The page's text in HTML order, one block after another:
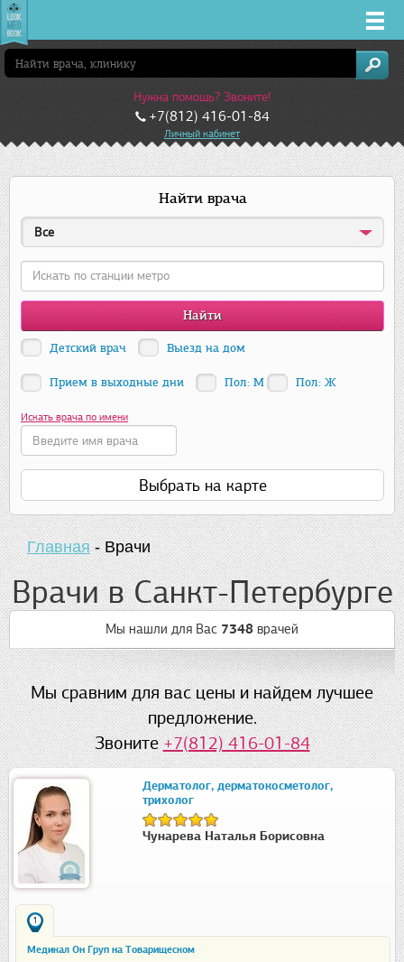
Врачи
Клиники
Заболевания
Акции
Услуги
Санкт-Петербург
Нужна помощь? Звоните!
+7(812) 416-01-84
Личный кабинет
Найти врача
Все
Детский врач Выезд на дом
Прием в выходные дни Пол: М Пол: Ж
Искать врача по имени
Выбрать на карте
Главная-Врачи
Врачи в Санкт-Петербурге
Мы нашли для Вас 7348 врачей
Мы сравним для вас цены и найдем лучшее
предложение.
Звоните+7(812) 416-01-84
Дерматолог, дерматокосметолог,
трихолог
Чунарева Наталья Борисовна
1
Медикал Он Груп на Товарищеском